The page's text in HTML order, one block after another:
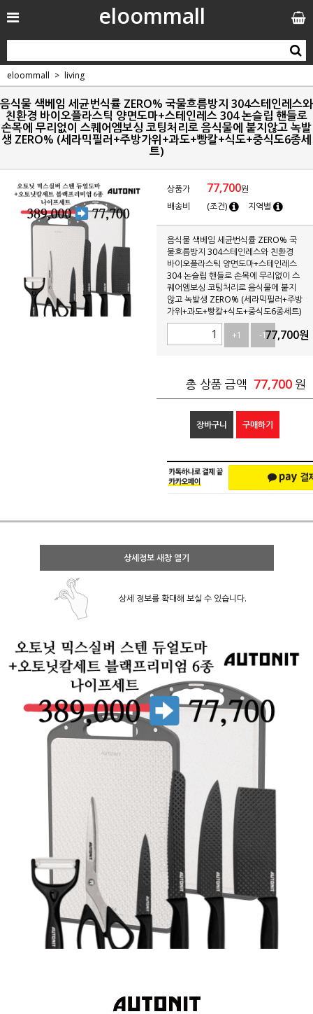
eloommall
eloommall living
음식물 색베임 세균번식률 ZERO% 국물흐름방지 304스테인레스와
친환경 바이오플라스틱 양면도마+스테인레스 304 논슬립 핸들로
손목에 무리없이 스퀘어엠보싱 코팅처리로 음식물에 붙지않고 녹발
생 ZERO% (세라믹필러+주방가위+과도+빵칼+식도+중식도6종세
트)
상품가 77,700원
배송비
(조건) 지역별
음식물 색베임 세균번식률 ZERO% 국
물흐름방지 304스테인레스와 친환경
바이오플라스틱 양면도마+스테인레스
304 논슬립 핸들로 손목에 무리없이 스
퀘어엠보싱 코팅처리로 음식물에 붙지
않고 녹발생 ZERO% (세라믹필러+주방
가위+과도+빵칼+식도+중식도6종세트)
+1
-177,700원
총 상품 금액 77,700 원
장바구니 구매하기
상세정보 새창 열기
상세 정보를 확대해 보실 수 있습니다.